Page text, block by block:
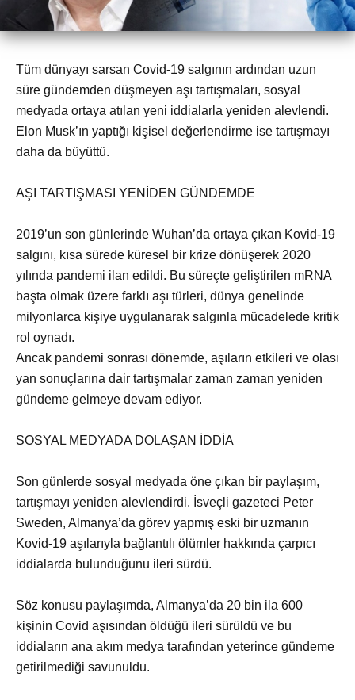
Tüm dünyayı sarsan Covid-19 salgının ardından uzun
süre gündemden düşmeyen aşı tartışmaları, sosyal
medyada ortaya atılan yeni iddialarla yeniden alevlendi.
Elon Musk’ın yaptığı kişisel değerlendirme ise tartışmayı
daha da büyüttü.
AŞI TARTIŞMASI YENİDEN GÜNDEMDE
2019’un son günlerinde Wuhan’da ortaya çıkan Kovid-19
salgını, kısa sürede küresel bir krize dönüşerek 2020
yılında pandemi ilan edildi. Bu süreçte geliştirilen mRNA
başta olmak üzere farklı aşı türleri, dünya genelinde
milyonlarca kişiye uygulanarak salgınla mücadelede kritik
rol oynadı.
Ancak pandemi sonrası dönemde, aşıların etkileri ve olası
yan sonuçlarına dair tartışmalar zaman zaman yeniden
gündeme gelmeye devam ediyor.
SOSYAL MEDYADA DOLAŞAN İDDİA
Son günlerde sosyal medyada öne çıkan bir paylaşım,
tartışmayı yeniden alevlendirdi. İsveçli gazeteci Peter
Sweden, Almanya’da görev yapmış eski bir uzmanın
Kovid-19 aşılarıyla bağlantılı ölümler hakkında çarpıcı
iddialarda bulunduğunu ileri sürdü.
Söz konusu paylaşımda, Almanya’da 20 bin ila 600
kişinin Covid aşısından öldüğü ileri sürüldü ve bu
iddiaların ana akım medya tarafından yeterince gündeme
getirilmediği savunuldu.